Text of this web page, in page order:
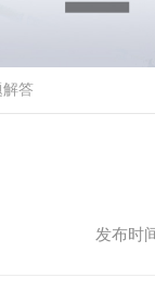
解答
发布时